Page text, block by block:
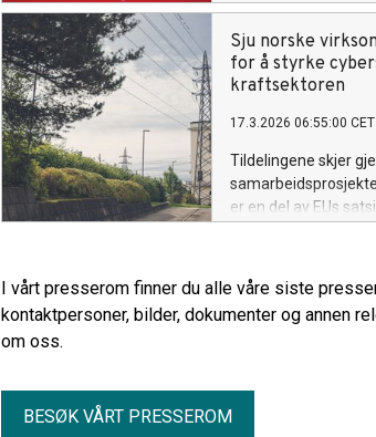
Forskningsrådet.
Sju norske
for å styrke
kraftsektoren
17.3.2026 06:55:00 CET
Tildelingene skjer
er en del av EUs
Norges
I vårt presserom finner du alle våre siste
kontaktpersoner, bilder, dokumenter og annen
om oss.
BESØK VÅRT PRESSEROM